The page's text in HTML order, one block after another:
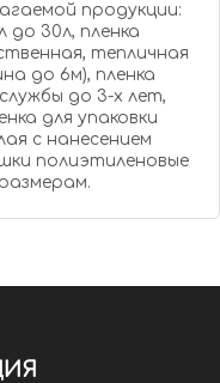
продукции:
до 30л, пленка
тепличная
до 6м), пленка
до 3-х лет,
для упаковки
с нанесением
полиэтиленовые